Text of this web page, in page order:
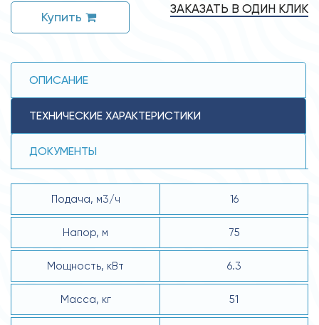
Купить
ЗАКАЗАТЬ В ОДИН КЛИК
ОПИСАНИЕ
ТЕХНИЧЕСКИЕ ХАРАКТЕРИСТИКИ
ДОКУМЕНТЫ
Подача, м3/ч 16
Напор, м 75
Мощность, кВт 6.3
Масса, кг 51